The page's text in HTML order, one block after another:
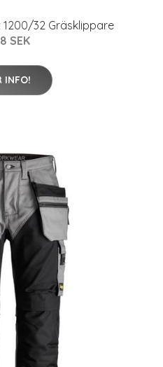
32 Gräsklippare
SEK
INFO!